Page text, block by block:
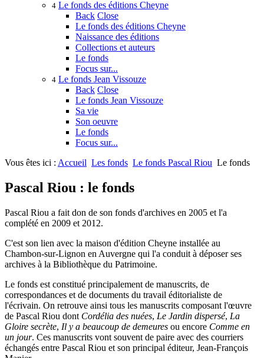
4 Le fonds des éditions Cheyne
Back Close
Le fonds des éditions Cheyne
Naissance des éditions
Collections et auteurs
Le fonds
Focus sur...
4 Le fonds Jean Vissouze
Back Close
Le fonds Jean Vissouze
Sa vie
Son oeuvre
Le fonds
Focus sur...
Vous êtes ici : Accueil Les fonds Le fonds Pascal Riou Le fonds
Pascal Riou : le fonds
Pascal Riou a fait don de son fonds d'archives en 2005 et l'a
complété en 2009 et 2012.
C'est son lien avec la maison d'édition Cheyne installée au
Chambon-sur-Lignon en Auvergne qui l'a conduit à déposer ses
archives à la Bibliothèque du Patrimoine.
Le fonds est constitué principalement de manuscrits, de
correspondances et de documents du travail éditorialiste de
l'écrivain. On retrouve ainsi tous les manuscrits composant l'œuvre
de Pascal Riou dont Cordélia des nuées, Le Jardin dispersé, La
Gloire secrète, Il y a beaucoup de demeures ou encore Comme en
un jour. Ces manuscrits vont souvent de paire avec des courriers
échangés entre Pascal Riou et son principal éditeur, Jean-François